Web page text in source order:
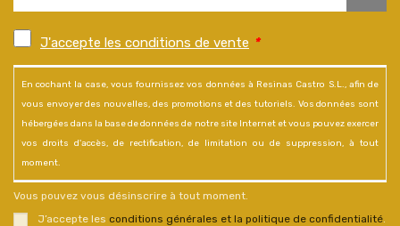
J'accepte les conditions de vente *
En cochant la case, vous fournissez vos données à Resinas Castro S.L., afin de
vous envoyer des nouvelles, des promotions et des tutoriels. Vos données sont
hébergées dans la base de données de notre site Internet et vous pouvez exercer
vos droits d'accès, de rectification, de limitation ou de suppression, à tout
moment.
Vous pouvez vous désinscrire à tout moment.
J’accepte les conditions générales et la politique de confidentialité.